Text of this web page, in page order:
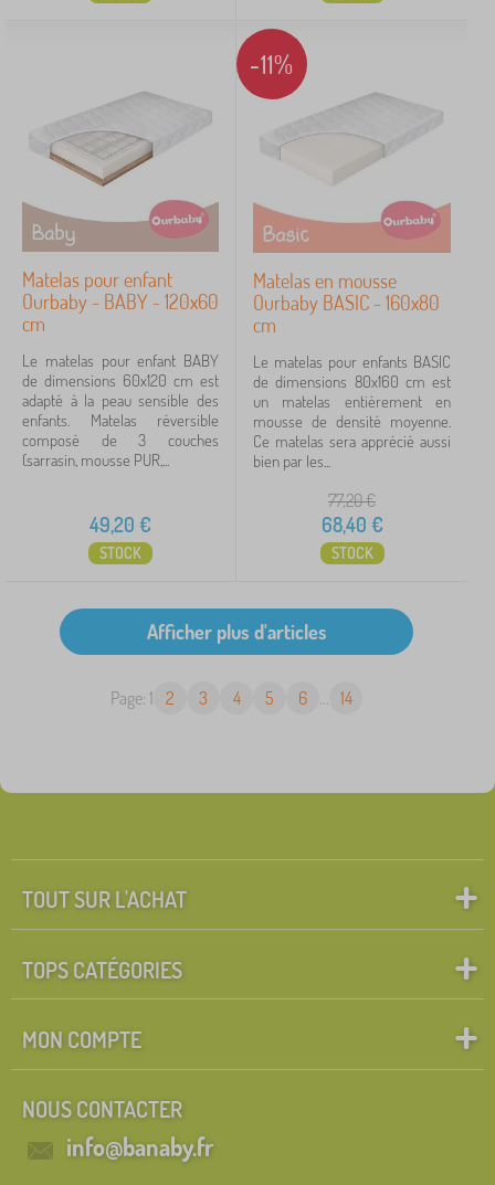
Matelas pour enfant
Ourbaby - BABY - 120x60
cm
Le matelas pour enfant BABY
de dimensions 60x120 cm est
adapté à la peau sensible des
enfants. Matelas réversible
composé de 3 couches
(sarrasin, mousse PUR,...
49,20 €
STOCK
-11%
Matelas en mousse
Ourbaby BASIC - 160x80
cm
Le matelas pour enfants BASIC
de dimensions 80x160 cm est
un matelas entièrement en
mousse de densité moyenne.
Ce matelas sera apprécié aussi
bien par les...
77,20€
68,40 €
STOCK
Page: 1 2 3 4 5 6 ... 14
TOUT SUR L'ACHAT
TOPS CATÉGORIES
MON COMPTE
NOUS CONTACTER
info@banaby.fr